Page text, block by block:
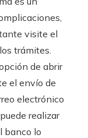
visite el
trámites.
de abrir
el envío de
electrónico
realizar
banco lo